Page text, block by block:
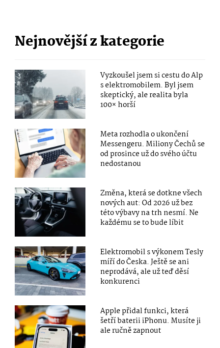
Nejnovější z kategorie
Vyzkoušel jsem si cestu do Alp
s elektromobilem. Byl jsem
skeptický, ale realita byla
100× horší
Meta rozhodla o ukončení
Messengeru. Miliony Čechů se
od prosince už do svého účtu
nedostanou
Změna, která se dotkne všech
nových aut: Od 2026 už bez
této výbavy na trh nesmí. Ne
každému se to bude líbit
Elektromobil s výkonem Tesly
míří do Česka. Ještě se ani
neprodává, ale už teď děsí
konkurenci
Apple přidal funkci, která
šetří baterii iPhonu. Musíte ji
ale ručně zapnout